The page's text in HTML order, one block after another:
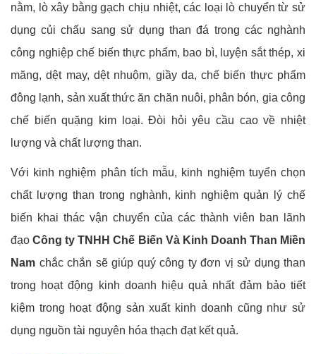
nằm, lò xây bằng gạch chịu nhiệt, các loại lò chuyển từ sử
dụng củi chấu sang sử dụng than đá trong các nghành
công nghiệp chế biến thực phẩm, bao bì, luyện sắt thép, xi
măng, dệt may, dệt nhuộm, giầy da, chế biến thực phẩm
đông lạnh, sản xuất thức ăn chăn nuôi, phân bón, gia công
chế biến quặng kim loại. Đòi hỏi yêu cầu cao về nhiệt
lượng và chất lượng than.
Với kinh nghiệm phân tích mẫu, kinh nghiệm tuyển chọn
chất lượng than trong nghành, kinh nghiệm quản lý chế
biến khai thác vận chuyển của các thành viên ban lãnh
đạoCông ty TNHH Chế Biến Và Kinh Doanh Than Miền
Nam chắc chắn sẽ giúp quý công ty đơn vị sử dụng than
trong hoạt động kinh doanh hiệu quả nhất đảm bảo tiết
kiệm trong hoạt động sản xuất kinh doanh cũng như sử
dụng nguồn tài nguyên hóa thạch đạt kết quả.